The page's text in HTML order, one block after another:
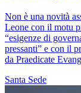
Non è una novità
Leone con il motu
“esigenze di
pressanti” e con il
da Praedicate
Santa Sede